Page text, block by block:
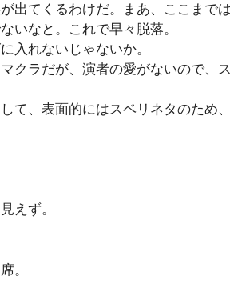
出てくるわけだ。まあ、ここまで
いなと。これで早々脱落。
入れないじゃないか。
クラだが、演者の愛がないので、
て、表面的にはスベリネタのため
えず。
。